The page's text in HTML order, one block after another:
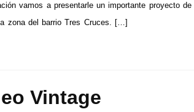
vamos a presentarle un importante proyecto
zona del barrio Tres Cruces. […]
Vintage